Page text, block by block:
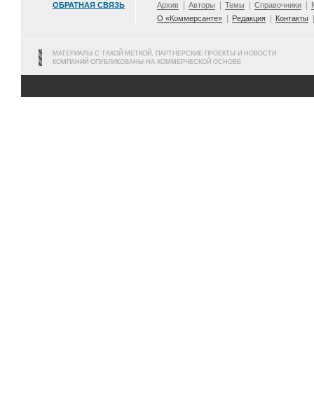
ОБРАТНАЯ СВЯЗЬ Архив Авторы Темы Справочники
О «Коммерсанте»
Редакция Контакты
МАТЕРИАЛЫ С ТАКОЙ МЕТКОЙ, ПАРТНЕРСКИЕ ПРОЕКТЫ И НОВОСТИ
КОМПАНИЙ ОПУБЛИКОВАНЫ НА КОММЕРЧЕСКОЙ ОСНОВЕ